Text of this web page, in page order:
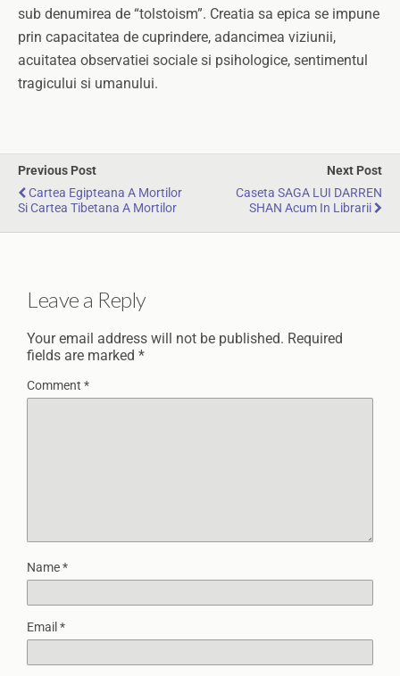
sub denumirea de “tolstoism”. Creatia sa epica se impune
prin capacitatea de cuprindere, adancimea viziunii,
acuitatea observatiei sociale si psihologice, sentimentul
tragicului si umanului.
Previous Post
Cartea Egipteana A Mortilor
Si Cartea Tibetana A Mortilor
Next Post
Caseta SAGA LUI DARREN
SHAN Acum In Librarii
Leave a Reply
Your email address will not be published. Required
fields are marked *
Comment *
Name*
Email *